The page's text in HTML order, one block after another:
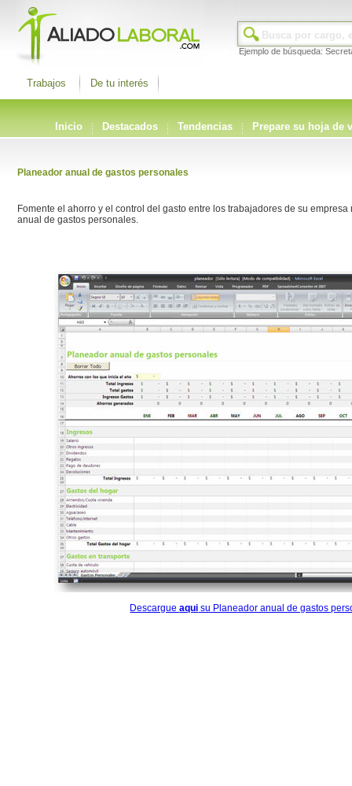
Ejemplo de búsqueda:
Trabajos De tu interés
Inicio Destacados Tendencias Prepare su hoja de
Planeador anual de gastos personales
Fomente el ahorro y el control del gasto entre los trabajadores de su
anual de gastos personales.
Descargueaqui su Planeador anual de gastos